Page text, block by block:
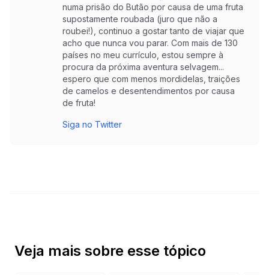
numa prisão do Butão por causa de uma fruta
supostamente roubada (juro que não a
roubei!), continuo a gostar tanto de viajar que
acho que nunca vou parar. Com mais de 130
países no meu currículo, estou sempre à
procura da próxima aventura selvagem...
espero que com menos mordidelas, traições
de camelos e desentendimentos por causa
de fruta!
Siga no Twitter
Veja mais sobre esse tópico